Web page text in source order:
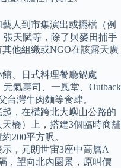
人到市集演出或擺檔（例
天賦等，除了與麥田捕手
他組織或NGO在該露天廣
、日式料理餐廳鍋處
氣壽司、一風堂、Outback
台灣牛肉麵等食肆。
，在橫跨北大嶼山公路的
橋）上，搭建3個臨時商舖
200平方呎。
，元朗世宙3座中高層A
，望向北內園景，原叫價